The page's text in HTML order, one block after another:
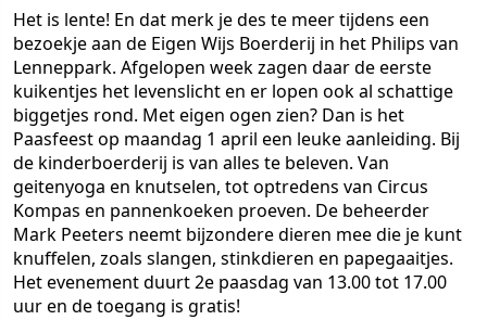
Het is lente! En dat merk je des te meer tijdens een
bezoekje aan de Eigen Wijs Boerderij in het Philips van
Lenneppark. Afgelopen week zagen daar de eerste
kuikentjes het levenslicht en er lopen ook al schattige
biggetjes rond. Met eigen ogen zien? Dan is het
Paasfeest op maandag 1 april een leuke aanleiding. Bij
de kinderboerderij is van alles te beleven. Van
geitenyoga en knutselen, tot optredens van Circus
Kompas en pannenkoeken proeven. De beheerder
Mark Peeters neemt bijzondere dieren mee die je kunt
knuffelen, zoals slangen, stinkdieren en papegaaitjes.
Het evenement duurt 2e paasdag van 13.00 tot 17.00
uur en de toegang is gratis!